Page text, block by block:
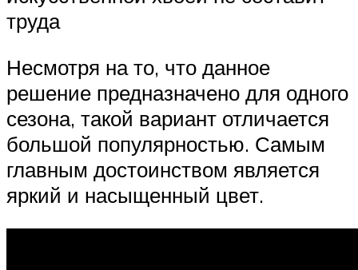
труда
Несмотря на то, что данное
решение предназначено для одного
сезона, такой вариант отличается
большой популярностью. Самым
главным достоинством является
яркий и насыщенный цвет.